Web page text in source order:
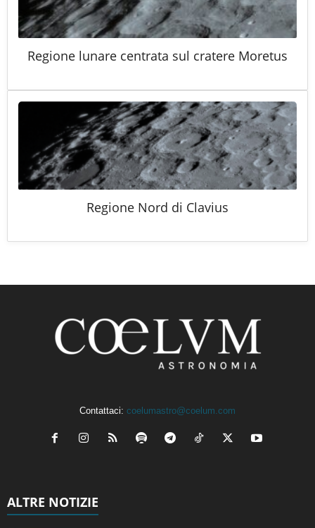
Regione lunare centrata sul cratere Moretus
Regione Nord di Clavius
Contattaci: coelumastro@coelum.com
ALTRE NOTIZIE